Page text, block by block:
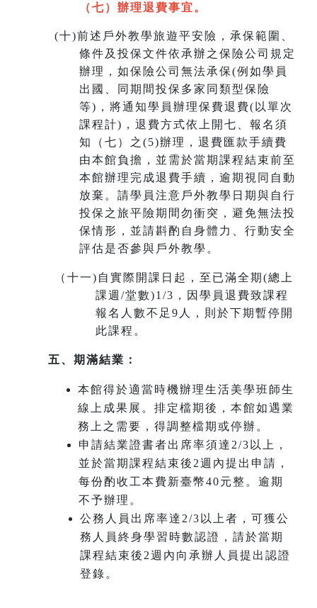
（七）辦理退費事宜。
(十)前述戶外教學旅遊平安險，承保範圍、
條件及投保文件依承辦之保險公司規定
辦理，如保險公司無法承保(例如學員
出國、同期間投保多家同類型保險
等)，將通知學員辦理保費退費(以單次
課程計)，退費方式依上開七、報名須
知（七）之(5)辦理，退費匯款手續費
由本館負擔，並需於當期課程結束前至
本館辦理完成退費手續， 逾期視同自動
放棄 。請學員注意戶外教學日期與自行
投保之旅平險期間勿衝突，避免無法投
保情形，並請斟酌自身體力、行動安全
評估是否參與戶外教學。
（十一) 自實際開課日起，至已滿全期(總上
課週/堂數)1/3，因學員退費致課程
報名人數不足9人，則於下期暫停開
此課程。
五、期滿結業：
本館得於適當時機辦理生活美學班師生
線上成果展。排定檔期後，本館如遇業
務上之需要，得調整檔期或停辦。
申請結業證書者出席率須達2/3以上，
並於當期課程結束後2週內提出申請，
每份酌收工本費新臺幣40元整。逾期
不予辦理。
公務人員出席率達2/3以上者，可獲公
務人員終身學習時數認證，請於當期
課程結束後2週內向承辦人員提出認證
登錄。